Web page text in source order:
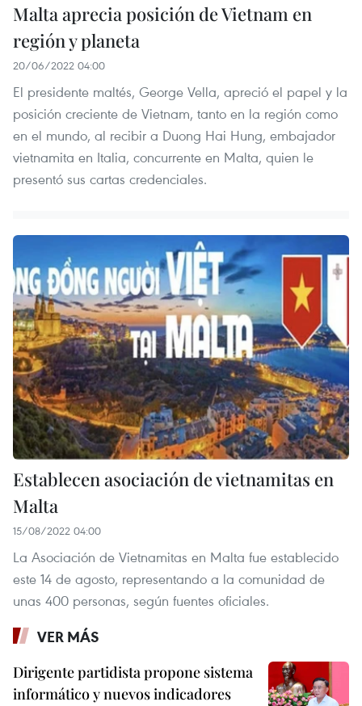
Malta aprecia posición de Vietnam en
región y planeta
20/06/2022 04:00
El presidente maltés, George Vella, apreció el papel y la
posición creciente de Vietnam, tanto en la región como
en el mundo, al recibir a Duong Hai Hung, embajador
vietnamita en Italia, concurrente en Malta, quien le
presentó sus cartas credenciales.
Establecen asociación de vietnamitas en
Malta
15/08/2022 04:00
La Asociación de Vietnamitas en Malta fue establecido
este 14 de agosto, representando a la comunidad de
unas 400 personas, según fuentes oficiales.
VER MÁS
Dirigente partidista propone sistema
informático y nuevos indicadores